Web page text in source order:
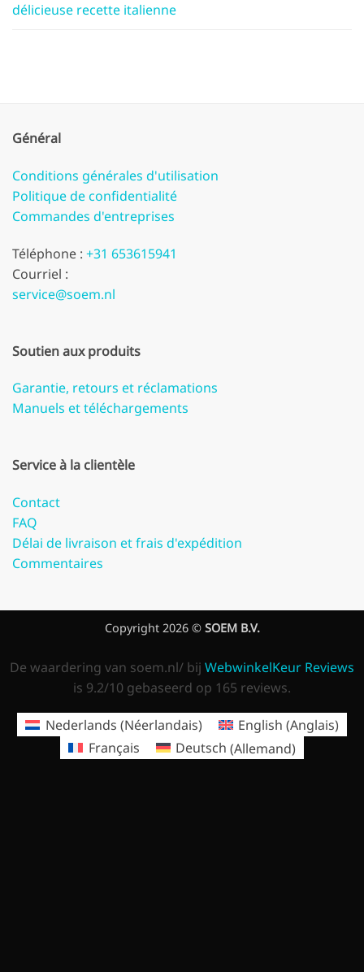
délicieuse recette italienne
Général
Conditions générales d'utilisation
Politique de confidentialité
Commandes d'entreprises
Téléphone : +31 653615941
Courriel :
service@soem.nl
Soutien aux produits
Garantie, retours et réclamations
Manuels et téléchargements
Service à la clientèle
Contact
FAQ
Délai de livraison et frais d'expédition
Commentaires
Copyright 2026 © SOEM B.V.
De waardering van soem.nl/ bij WebwinkelKeur Reviews
is 9.2/10 gebaseerd op 165 reviews.
Nederlands (Néerlandais) English (Anglais)
Français
Deutsch (Allemand)